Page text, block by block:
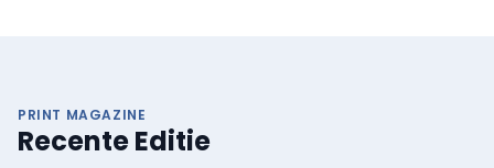
PRINT MAGAZINE
Recente Editie